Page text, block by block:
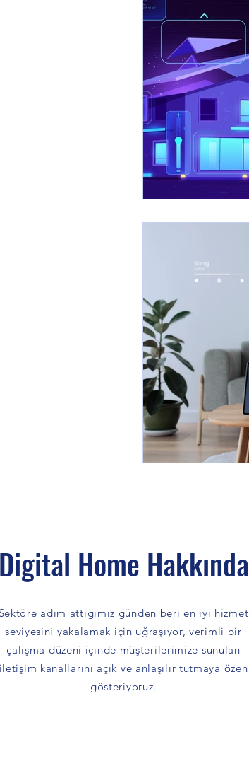
Home Hakkında
adım attığımız günden beri en iyi hizmet
seviyesini yakalamak için uğraşıyor, verimli bir
çalışma düzeni içinde müşterilerimize sunulan
kanallarını açık ve anlaşılır tutmaya özen
gösteriyoruz.